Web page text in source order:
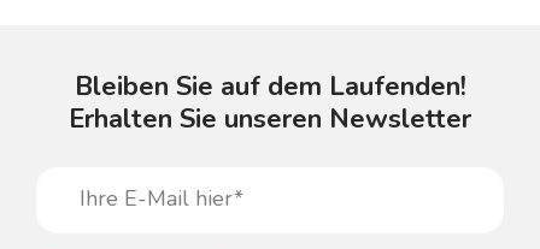
Bleiben Sie auf dem Laufenden!
Erhalten Sie unseren Newsletter